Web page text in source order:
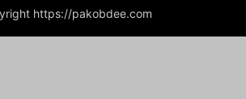
https://pakobdee.com